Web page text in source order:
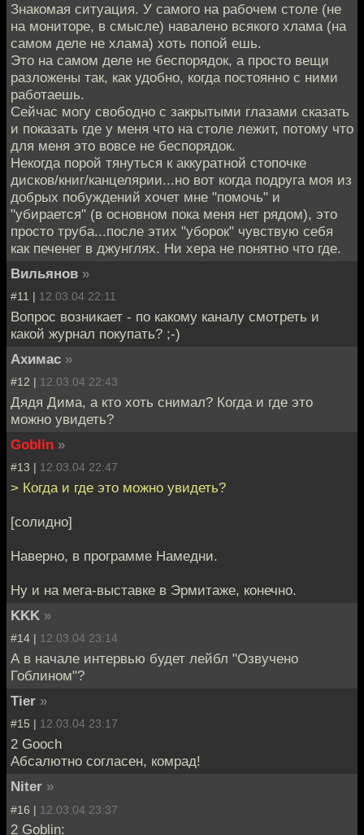
Знакомая ситуация. У самого на рабочем столе (не
на мониторе, в смысле) навалено всякого хлама (на
самом деле не хлама) хоть попой ешь.
Это на самом деле не беспорядок, а просто вещи
разложены так, как удобно, когда постоянно с ними
работаешь.
Сейчас могу свободно с закрытыми глазами сказать
и показать где у меня что на столе лежит, потому что
для меня это вовсе не беспорядок.
Некогда порой тянуться к аккуратной стопочке
дисков/книг/канцелярии...но вот когда подруга моя из
добрых побуждений хочет мне "помочь" и
"убирается" (в основном пока меня нет рядом), это
просто труба...после этих "уборок" чувствую себя
как печенег в джунглях. Ни хера не понятно что где.
Вильянов »
#11 | 12.03.04 22:11
Вопрос возникает - по какому каналу смотреть и
какой журнал покупать? ;-)
Ахимас »
#12 | 12.03.04 22:43
Дядя Дима, а кто хоть снимал? Когда и где это
можно увидеть?
Goblin »
#13 | 12.03.04 22:47
> Когда и где это можно увидеть?
[солидно]
Наверно, в программе Намедни.
Ну и на мега-выставке в Эрмитаже, конечно.
KKK »
#14 | 12.03.04 23:14
А в начале интервью будет лейбл "Озвучено
Гоблином"?
Tier »
#15 | 12.03.04 23:17
2 Gooch
Абсалютно согласен, комрад!
Niter »
#16 | 12.03.04 23:37
2 Goblin: